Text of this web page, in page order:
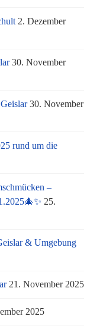
2. Dezember
30. November
30. November
rund um die
–
25.
& Umgebung
21. November 2025
2025